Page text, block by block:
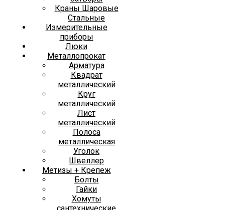
Краны Шаровые
Стальные
Измерительные
приборы
Люки
Металлопрокат
Арматура
Квадрат
металлический
Круг
металлический
Лист
металлический
Полоса
металлическая
Уголок
Швеллер
Метизы + Крепеж
Болты
Гайки
Хомуты